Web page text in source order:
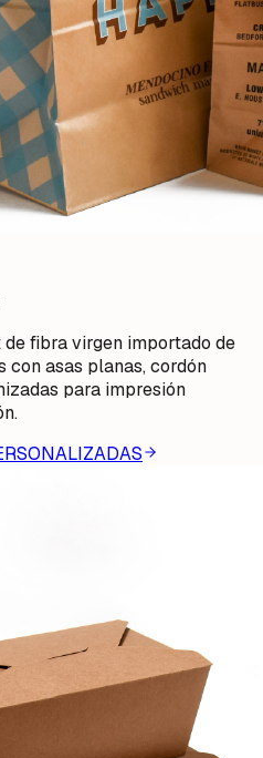
fibra virgen importado de
asas planas, cordón
para impresión